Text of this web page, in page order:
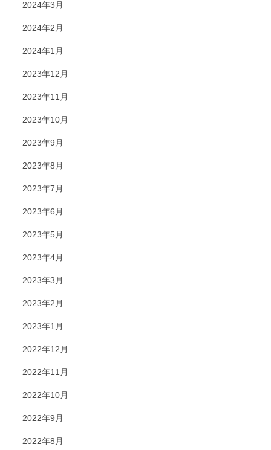
2024年3月
2024年2月
2024年1月
2023年12月
2023年11月
2023年10月
2023年9月
2023年8月
2023年7月
2023年6月
2023年5月
2023年4月
2023年3月
2023年2月
2023年1月
2022年12月
2022年11月
2022年10月
2022年9月
2022年8月